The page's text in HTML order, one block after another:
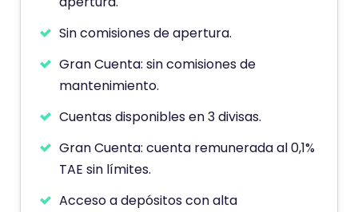
Sin comisiones de apertura.
Gran Cuenta: sin comisiones de
mantenimiento.
Cuentas disponibles en 3 divisas.
Gran Cuenta: cuenta remunerada al 0,1%
TAE sin límites.
Acceso a depósitos con alta